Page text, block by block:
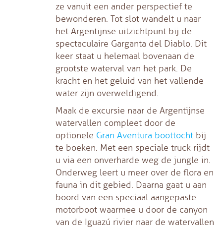
ze vanuit een ander perspectief te
bewonderen. Tot slot wandelt u naar
het Argentijnse uitzichtpunt bij de
spectaculaire Garganta del Diablo. Dit
keer staat u helemaal bovenaan de
grootste waterval van het park. De
kracht en het geluid van het vallende
water zijn overweldigend.
Maak de excursie naar de Argentijnse
watervallen compleet door de
optionele Gran Aventura boottocht bij
te boeken. Met een speciale truck rijdt
u via een onverharde weg de jungle in.
Onderweg leert u meer over de flora en
fauna in dit gebied. Daarna gaat u aan
boord van een speciaal aangepaste
motorboot waarmee u door de canyon
van de Iguazú rivier naar de watervallen